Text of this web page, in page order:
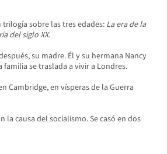
sobre las tres edades:La era de la
del siglo XX.
su madre. Él y su hermana Nancy
se traslada a vivir a Londres.
Cambridge, en vísperas de la Guerra
causa del socialismo. Se casó en dos